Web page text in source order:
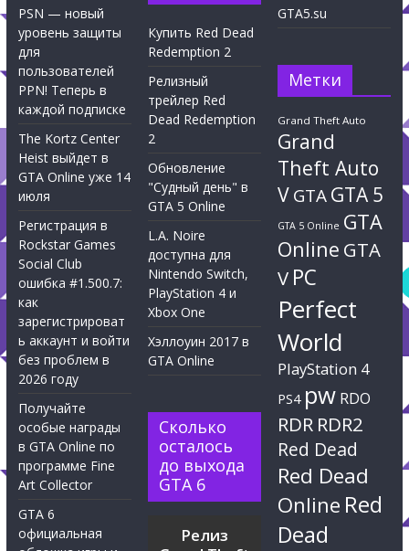
PSN — новый
уровень защиты
для
пользователей
PPN! Теперь в
каждой подписке
The Kortz Center
Heist выйдет в
GTA Online уже 14
июля
Регистрация в
Rockstar Games
Social Club
ошибка #1.500.7:
как
зарегистрироват
ь аккаунт и войти
без проблем в
2026 году
Получайте
особые награды
в GTA Online по
программе Fine
Art Collector
GTA 6
официальная
Купить Red Dead
Redemption 2
Релизный
трейлер Red
Dead Redemption
2
Обновление
"Судный день" в
GTA 5 Online
L.A. Noire
доступна для
Nintendo Switch,
PlayStation 4 и
Xbox One
Хэллоуин 2017 в
GTA Online
Сколько
осталось
до выхода
GTA 6
Релиз
GTA5.su
Метки
Grand Theft Auto
Grand
Theft Auto
VGTAGTA 5
GTA 5 Online GTA
Online GTA
V PC
Perfect
World
PlayStation 4
PS4 pw RDO
RDR RDR2
Red Dead
Red Dead
Online Red
Dead